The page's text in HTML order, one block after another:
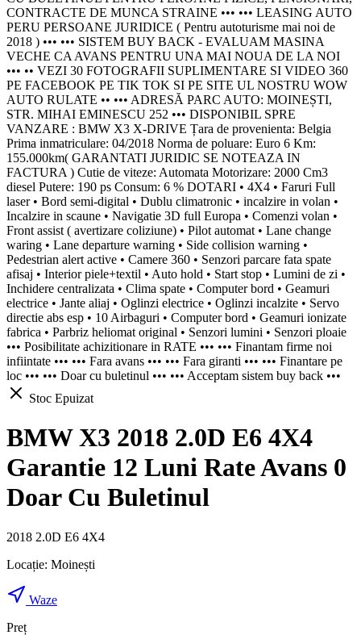
CONTRACTE DE MUNCA STRAINE ••• ••• LEASING AUTO
PERU PERSOANE JURIDICE ( Pentru autoturisme mai noi de
2018 ) ••• ••• SISTEM BUY BACK - EVALUAM MASINA
VECHE CA AVANS PENTRU UNA MAI NOUA DE LA NOI
••• •• VEZI 30 FOTOGRAFII SUPLIMENTARE SI VIDEO 360
PE FACEBOOK PE TIK TOK SI PE SITE UL NOSTRU WOW
AUTO RULATE •• ••• ADRESĂ PARC AUTO: MOINEȘTI,
STR. MIHAI EMINESCU 252 ••• DISPONIBIL SPRE
VANZARE : BMW X3 X-DRIVE Țara de provenienta: Belgia
Prima inmatriculare: 04/2018 Norma de poluare: Euro 6 Km:
155.000km( GARANTATI JURIDIC SE NOTEAZA IN
FACTURA ) Cutie de viteze: Automata Motorizare: 2000 Cm3
diesel Putere: 190 ps Consum: 6 % DOTARI • 4X4 • Faruri Full
laser • Bord semi-digital • Dublu climatronic • incalzire in volan •
Incalzire in scaune • Navigatie 3D full Europa • Comenzi volan •
Front assist ( avertizare coliziune) • Pilot automat • Lane change
waring • Lane departure warning • Side collision warning •
Pedestrian alert active • Camere 360 • Senzori parcare fata spate
afisaj • Interior piele+textil • Auto hold • Start stop • Lumini de zi •
Inchidere centralizata • Clima spate • Computer bord • Geamuri
electrice • Jante aliaj • Oglinzi electrice • Oglinzi incalzite • Servo
directie abs esp • 10 Airbaguri • Computer bord • Geamuri ionizate
fabrica • Parbriz heliomat original • Senzori lumini • Senzori ploaie
••• Posibilitate achizitionare in RATE ••• ••• Finantam firme noi
infiintate ••• ••• Fara avans ••• ••• Fara giranti ••• ••• Finantare pe
loc ••• ••• Doar cu buletinul ••• ••• Acceptam sistem buy back •••
Stoc Epuizat
BMW X3 2018 2.0D E6 4X4
Garantie 12 Luni Rate Avans 0
Doar Cu Buletinul
2018 2.0D E6 4X4
Locație: Moinești
Waze
Preț